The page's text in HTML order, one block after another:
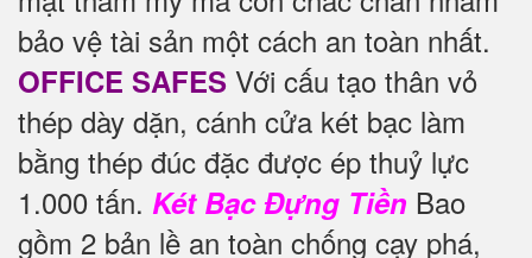
bảo vệ tài sản một cách an toàn nhất.
OFFICE SAFES Với cấu tạo thân vỏ
thép dày dặn, cánh cửa két bạc làm
bằng thép đúc đặc được ép thuỷ lực
1.000 tấn. Két Bạc Đựng Tiền Bao
gồm 2 bản lề an toàn chống cạy phá,